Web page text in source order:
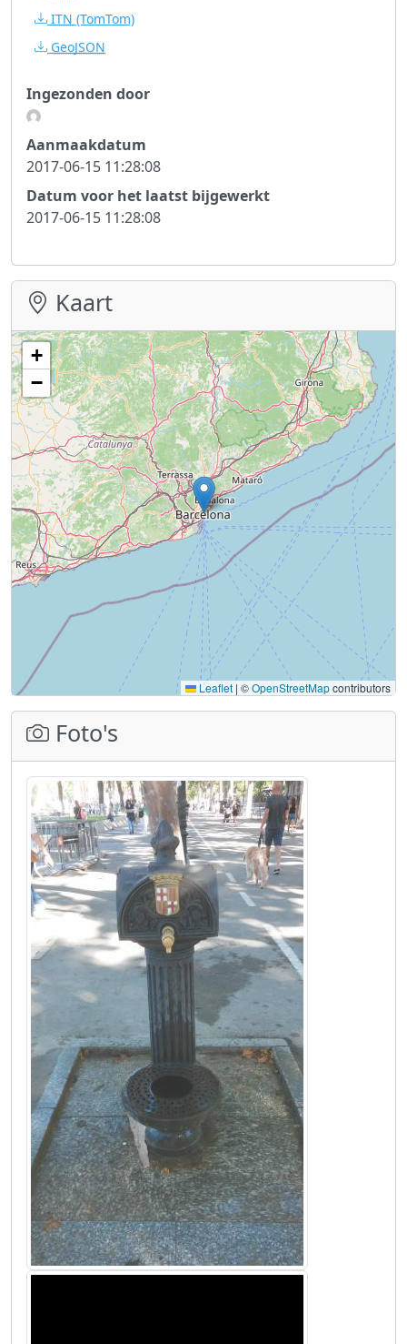
ITN (TomTom)
GeoJSON
Ingezonden door
Aanmaakdatum
2017-06-15 11:28:08
Datum voor het laatst bijgewerkt
2017-06-15 11:28:08
Kaart
+
−
Leaflet | ©OpenStreetMapcontributors
Foto's